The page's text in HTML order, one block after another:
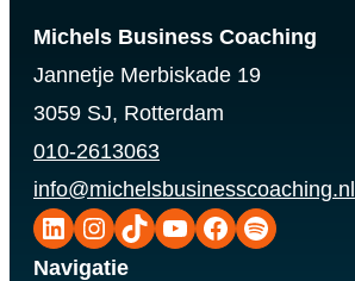
Michels Business Coaching
Jannetje Merbiskade 19
3059 SJ, Rotterdam
010-2613063
info@michelsbusinesscoaching.nl
LinkedIn Instagram TikTok YouTube Facebook Spotify
Navigatie